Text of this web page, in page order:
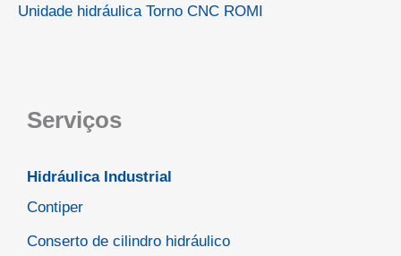
Unidade hidráulica Torno CNC ROMI
Serviços
Hidráulica Industrial
Contiper
Conserto de cilindro hidráulico